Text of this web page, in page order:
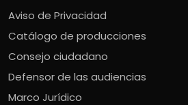
Aviso de Privacidad
Catálogo de producciones
Consejo ciudadano
Defensor de las audiencias
Marco Jurídico